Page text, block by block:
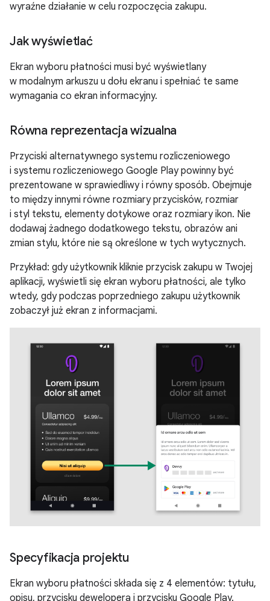
wyraźne działanie w celu rozpoczęcia zakupu.
Jak wyświetlać
Ekran wyboru płatności musi być wyświetlany
w modalnym arkuszu u dołu ekranu i spełniać te same
wymagania co ekran informacyjny.
Równa reprezentacja wizualna
Przyciski alternatywnego systemu rozliczeniowego
i systemu rozliczeniowego Google Play powinny być
prezentowane w sprawiedliwy i równy sposób. Obejmuje
to między innymi równe rozmiary przycisków, rozmiar
i styl tekstu, elementy dotykowe oraz rozmiary ikon. Nie
dodawaj żadnego dodatkowego tekstu, obrazów ani
zmian stylu, które nie są określone w tych wytycznych.
Przykład: gdy użytkownik kliknie przycisk zakupu w Twojej
aplikacji, wyświetli się ekran wyboru płatności, ale tylko
wtedy, gdy podczas poprzedniego zakupu użytkownik
zobaczył już ekran z informacjami.
Specyfikacja projektu
Ekran wyboru płatności składa się z 4 elementów: tytułu,
opisu, przycisku dewelopera i przycisku Google Play.